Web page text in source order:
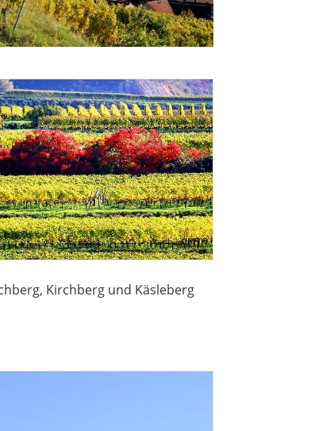
Kirchberg und Käsleberg